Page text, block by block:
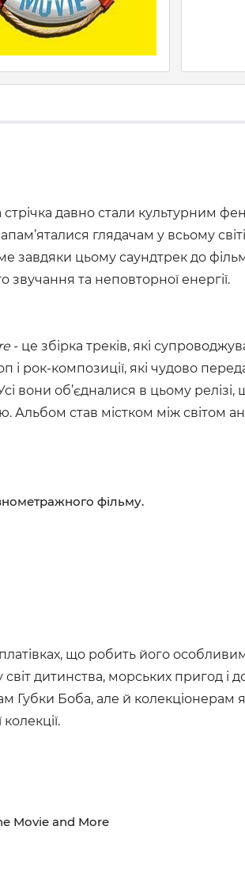
давно стали культурним
глядачам у всьому
завдяки цьому саундтрек до
звучання та неповторної енергії.
- це збірка треків, які
рок-композиції, які чудово
вони об’єдналися в цьому
Альбом став містком між
фільму.
що робить його
дитинства, морських пригод і
Губки Боба, але й колекціонерам
Movie and More